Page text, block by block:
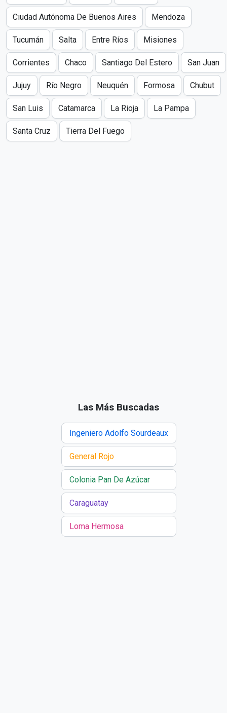
Ciudad Autónoma De Buenos Aires Mendoza
Tucumán Salta Entre Ríos Misiones
Corrientes Chaco Santiago Del Estero San Juan
Jujuy Río Negro Neuquén Formosa Chubut
San Luis Catamarca La Rioja La Pampa
Santa Cruz Tierra Del Fuego
Las Más Buscadas
Ingeniero Adolfo Sourdeaux
General Rojo
Colonia Pan De Azúcar
Caraguatay
Loma Hermosa